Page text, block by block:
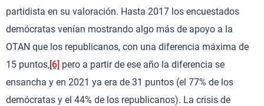
partidista en su valoración. Hasta 2017 los encuestados
demócratas venían mostrando algo más de apoyo a la
OTAN que los republicanos, con una diferencia máxima de
15 puntos,[6] pero a partir de ese año la diferencia se
ensancha y en 2021 ya era de 31 puntos (el 77% de los
demócratas y el 44% de los republicanos). La crisis de